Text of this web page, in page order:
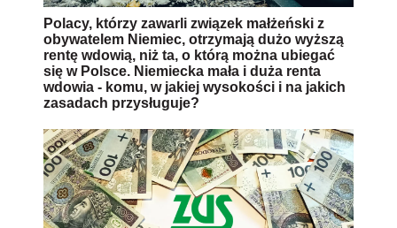
Polacy, którzy zawarli związek małżeński z
obywatelem Niemiec, otrzymają dużo wyższą
rentę wdowią, niż ta, o którą można ubiegać
się w Polsce. Niemiecka mała i duża renta
wdowia - komu, w jakiej wysokości i na jakich
zasadach przysługuje?